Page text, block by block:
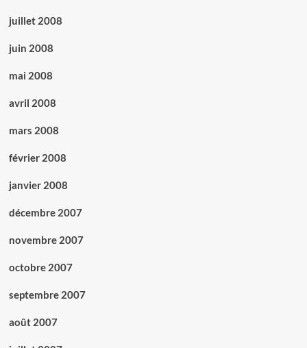
juillet 2008
juin 2008
mai 2008
avril 2008
mars 2008
février 2008
janvier 2008
décembre 2007
novembre 2007
octobre 2007
septembre 2007
août 2007